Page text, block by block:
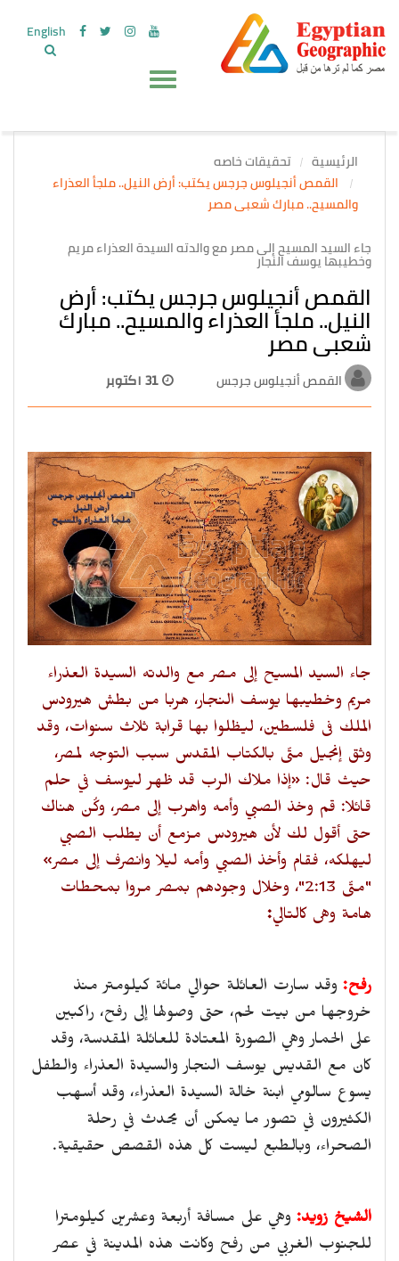
English
الرئيسية
تحقيقات خاصه
القمص أنجيلوس جرجس يكتب: أرض النيل.. ملجأ العذراء
والمسيح.. مبارك شعبى مصر
جاء السيد المسيح إلى مصر مع والدته السيدة العذراء مريم
وخطيبها يوسف النجار
القمص أنجيلوس جرجس يكتب: أرض
النيل.. ملجأ العذراء والمسيح.. مبارك
شعبى مصر
القمص أنجيلوس جرجس
جاء السيد المسيح إلى مصر مع والدته السيدة العذراء
مريم وخطيبها يوسف النجار، هربا من بطش هيرودس
الملك فى فلسطين، ليظلوا بها قرابة ثلاث سنوات، وقد
وثق إنجيل متّى بالكتاب المقدس سبب التوجه لمصر،
حيث قال: «إذا ملاك الرب قد ظهر ليوسف في حلم
قائلا: قم وخذ الصبي وأمه واهرب إلى مصر، وكُن هناك
حتى أقول لك لأن هيرودس مزمع أن يطلب الصبي
ليهلكه، فقام وأخذ الصبي وأمه ليلا وانصرف إلى مصر»
"متّى 2:13"، وخلال وجودهم بمصر مروا بمحطات
هامة وهى كالتالي:
رفح: وقد سارت العائلة حوالي مائة كيلومتر منذ
خروجها من بيت لحم، حتى وصولها إلى رفح، راكبين
على الحمار وهي الصورة المعتادة للعائلة المقدسة، وقد
كان مع القديس يوسف النجار والسيدة العذراء والطفل
يسوع سالومي ابنة خالة السيدة العذراء، وقد أسهب
الكثيرون في تصور ما يمكن أن يحدث في رحلة
الصحراء، وبالطبع ليست كل هذه القصص حقيقية.
الشيخ زويد: وهي على مسافة أربعة وعشرين كيلومترا
للجنوب الغربي من رفح وكانت هذه المدينة في عصر